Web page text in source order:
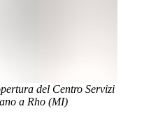
del Centro Servizi
a Rho (MI)